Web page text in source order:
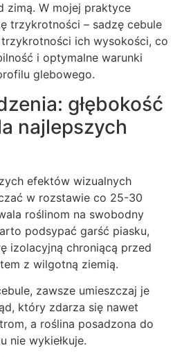
zimą. W mojej praktyce
trzykrotności – sadzę cebule
trzykrotności ich wysokości, co
i optymalne warunki
glebowego.
głębokość
najlepszych
efektów wizualnych
w rozstawie co 25-30
roślinom na swobodny
podsypać garść piasku,
izolacyjną chroniącą przed
z wilgotną ziemią.
zawsze umieszczaj je
który zdarza się nawet
a roślina posadzona do
nie wykiełkuje.